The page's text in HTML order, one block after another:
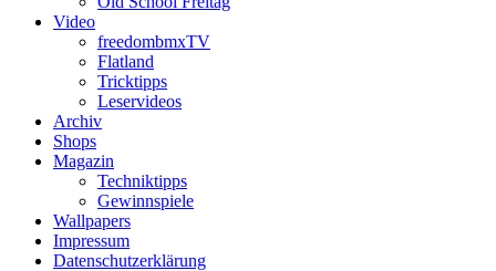
Video
freedombmxTV
Flatland
Tricktipps
Leservideos
Archiv
Shops
Magazin
Techniktipps
Gewinnspiele
Wallpapers
Impressum
Datenschutzerklärung